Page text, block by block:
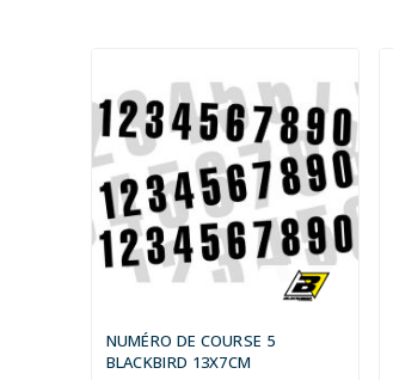
NUMÉRO DE COURSE 5
BLACKBIRD 13X7CM